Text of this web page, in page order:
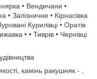
• Вендичани •
• Залізничне • Кірнасівка
Курилівці • Оратів
• • Тиврів • Чернівці
камінь ракушняк - ,